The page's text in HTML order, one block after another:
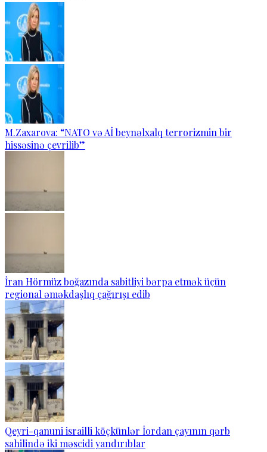
M.Zaxarova: “NATO və Aİ beynəlxalq terrorizmin bir
hissəsinə çevrilib”
İran Hörmüz boğazında sabitliyi bərpa etmək üçün
regional əməkdaşlıq çağırışı edib
Qeyri-qanuni israilli köçkünlər İordan çayının qərb
sahilində iki məscidi yandırıblar